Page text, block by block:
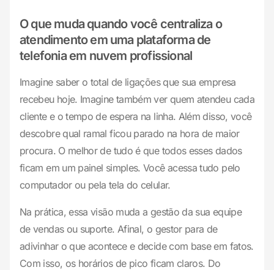
O que muda quando você centraliza o
atendimento em uma plataforma de
telefonia em nuvem profissional
Imagine saber o total de ligações que sua empresa
recebeu hoje. Imagine também ver quem atendeu cada
cliente e o tempo de espera na linha. Além disso, você
descobre qual ramal ficou parado na hora de maior
procura. O melhor de tudo é que todos esses dados
ficam em um painel simples. Você acessa tudo pelo
computador ou pela tela do celular.
Na prática, essa visão muda a gestão da sua equipe
de vendas ou suporte. Afinal, o gestor para de
adivinhar o que acontece e decide com base em fatos.
Com isso, os horários de pico ficam claros. Do